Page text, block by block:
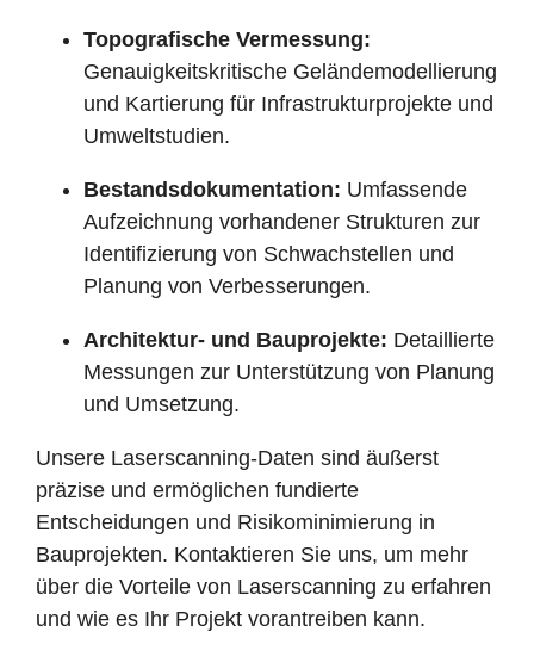
Topografische Vermessung:
Genauigkeitskritische Geländemodellierung
und Kartierung für Infrastrukturprojekte und
Umweltstudien.
Bestandsdokumentation: Umfassende
Aufzeichnung vorhandener Strukturen zur
Identifizierung von Schwachstellen und
Planung von Verbesserungen.
Architektur- und Bauprojekte: Detaillierte
Messungen zur Unterstützung von Planung
und Umsetzung.
Unsere Laserscanning-Daten sind äußerst
präzise und ermöglichen fundierte
Entscheidungen und Risikominimierung in
Bauprojekten. Kontaktieren Sie uns, um mehr
über die Vorteile von Laserscanning zu erfahren
und wie es Ihr Projekt vorantreiben kann.